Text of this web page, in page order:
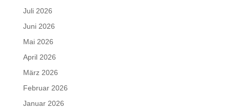
Juli 2026
Juni 2026
Mai 2026
April 2026
März 2026
Februar 2026
Januar 2026